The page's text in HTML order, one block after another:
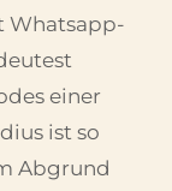
Whatsapp-
einer
ist so
Abgrund